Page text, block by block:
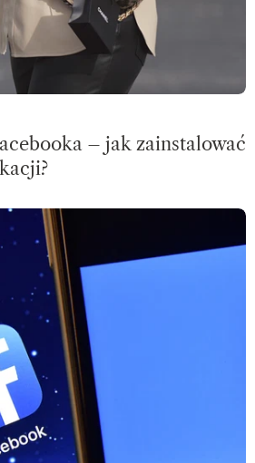
– jak zainstalować